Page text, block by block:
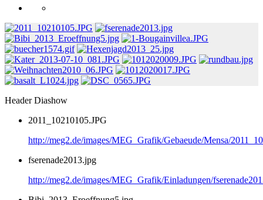
Header Diashow
2011_10210105.JPG
http://meg2.de/images/MEG_Grafik/Gebaeude/Mensa/
fserenade2013.jpg
http://meg2.de/images/MEG_Grafik/Einladungen/